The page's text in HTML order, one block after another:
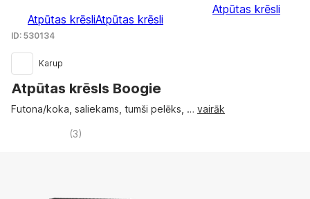
Atpūtas krēsliAtpūtas krēsli
Atpūtas krēsli
ID: 530134
Karup
Atpūtas krēsls Boogie
Futona/koka, saliekams, tumši pelēks , … vairāk
(3)